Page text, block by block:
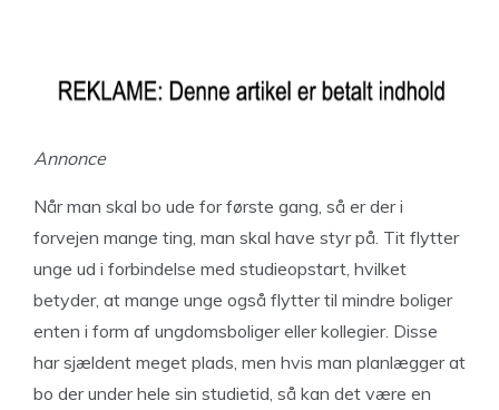
Annonce
Når man skal bo ude for første gang, så er der i
forvejen mange ting, man skal have styr på. Tit flytter
unge ud i forbindelse med studieopstart, hvilket
betyder, at mange unge også flytter til mindre boliger
enten i form af ungdomsboliger eller kollegier. Disse
har sjældent meget plads, men hvis man planlægger at
bo der under hele sin studietid, så kan det være en